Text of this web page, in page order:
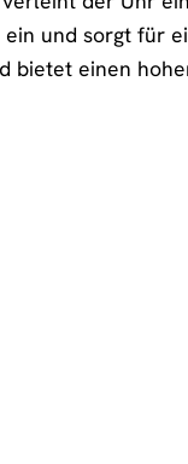
und sorgt für
bietet einen